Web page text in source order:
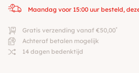
Maandag voor 15:00 uur besteld,
Gratis verzending vanaf €50,00*
Achteraf betalen mogelijk
14 dagen bedenktijd